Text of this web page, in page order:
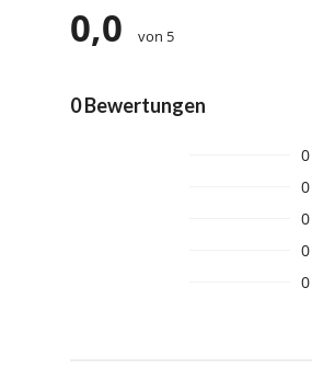
0,0 von 5
0 Bewertungen
0
0
0
0
0